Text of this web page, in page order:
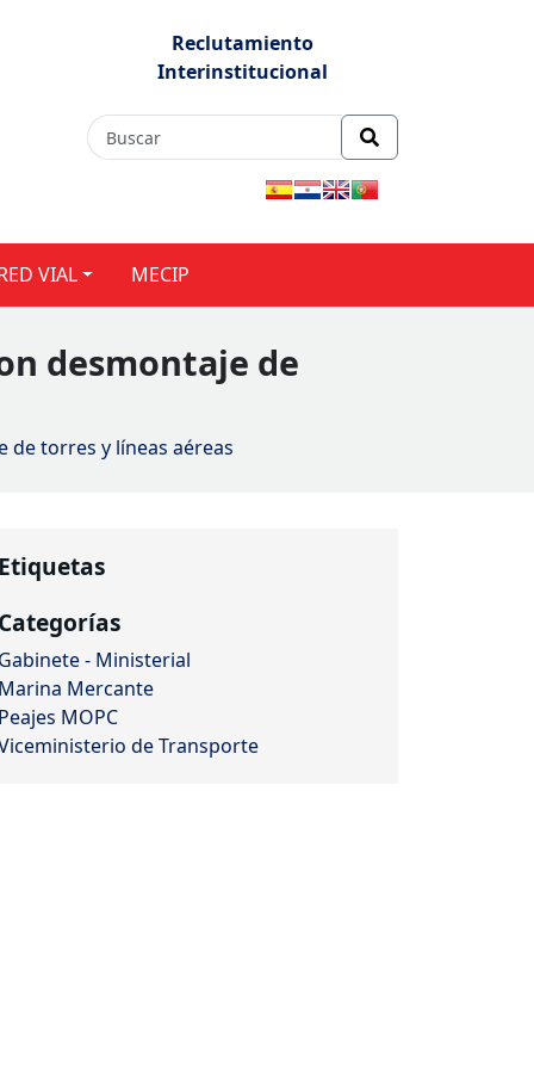
Reclutamiento
Interinstitucional
VIAL MECIP
desmontaje de
torres y líneas aéreas
Etiquetas
Categorías
Gabinete - Ministerial
Marina Mercante
Peajes MOPC
de Transporte